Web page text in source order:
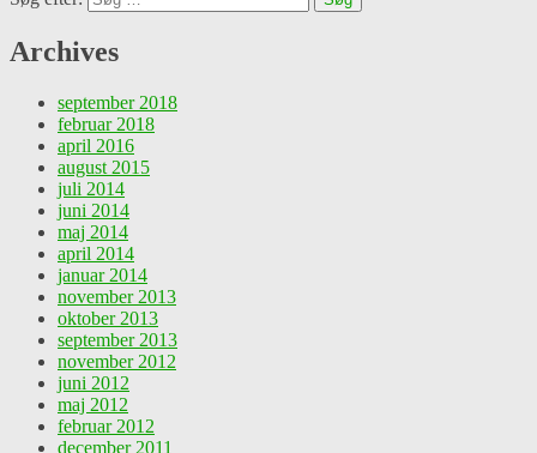
Archives
september 2018
februar 2018
april 2016
august 2015
juli 2014
juni 2014
maj 2014
april 2014
januar 2014
november 2013
oktober 2013
september 2013
november 2012
juni 2012
maj 2012
februar 2012
december 2011